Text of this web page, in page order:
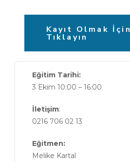
Kayıt Olmak İçin
Tıklayın
Eğitim Tarihi:
3 Ekim 10:00 – 16:00
İletişim:
0216 706 02 13
Eğitmen:
Melike Kartal